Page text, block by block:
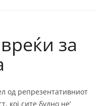
за
од репрезентативниот
кој сите будно не’